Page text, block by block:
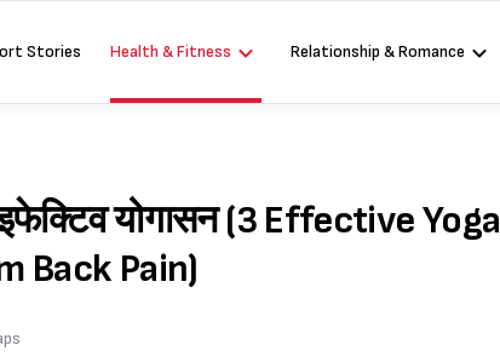
Stories Health & Fitness Relationship & Romance
योगासन (3 Effective Yoga
Back Pain)